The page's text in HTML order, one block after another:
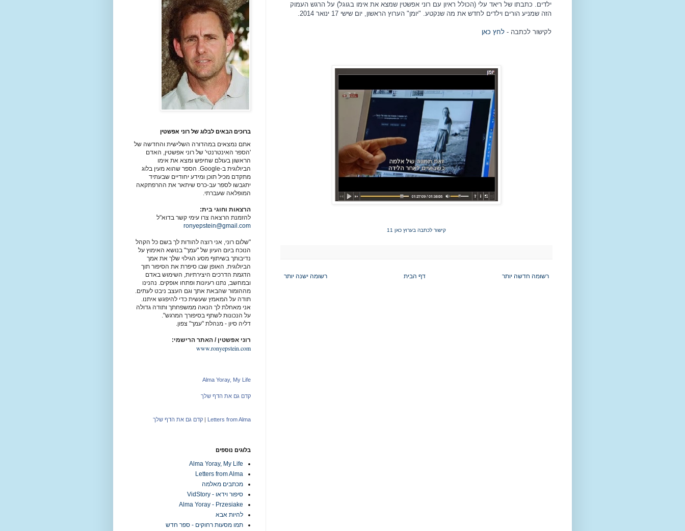
ילדים. כתבתו של ריאד עלי (הכולל ראיון עם רוני אפשטין שמצא את אימו בגוגל) על הרגש העמוק
הזה שמניע הורים וילדים לחדש את מה שנקטע. "יומן" הערוץ הראשון, יום שישי 17 ינואר 2014.
לקישור לכתבה - לחץ כאן
קישור לכתבה בערוץ כאן 11
רשומה חדשה יותר רשומה ישנה יותר דף הבית
ברוכים הבאים לבלוג של רוני אפשטין
אתם נמצאים במהדורה השלישית והחדשה של
'הספר האינטרנטי' של רוני אפשטין, האדם
הראשון בעולם שחיפש ומצא את אימו
הביולוגית ב-Google. הספר שהוא מעין בלוג
מתקדם מכיל תוכן ומידע יחודיים שבעתיד
יתגבשו לספר עב-כרס שיתאר את ההרפתקאה
המופלאה שעברתי.
הרצאות וחוגי בית:
להזמנת הרצאה צרו עימי קשר בדוא"ל
ronyepstein@gmail.com
"שלום רוני, אני רוצה להודות לך בשם כל הקהל
הנוכח ביום העיון של "עמך" בנושא האימוץ על
נדיבותך בשיתוף מסע הגילוי שלך את אמך
הביולוגית. האופן שבו סיפרת את הסיפור תוך
הדגמת הדרכים היצירתיות, השימוש באדם
ובמחשב, נתנו רעיונות ופתחו אופקים. נהנינו
מההומור שהבאת אתך וגם העצב ניבט לעתים.
תודה על המאמץ שעשית כדי להיפגש איתנו.
אני מאחלת לך הנאה ממשפחתך ותודה גדולה
על הנכונות לשתף בסיפורך המרגש".
דליה סיון - מנהלת "עמך" צפון.
רוני אפשטין / האתר הרישמי:
www.ronyepstein.com
Alma Yoray, My Life
קדם גם את הדף שלך
Letters from Alma קדם גם את הדף שלך
בלוגים נוספים
Alma Yoray, My Life
Letters from Alma
מכתבים מאלמה
סיפור וידאו - VidStory
Alma Yoray - Przesiake
להיות אבא
תמו מסעות רחוקים - ספר חדש